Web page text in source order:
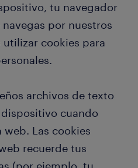
tu navegador
por nuestros
cookies para
archivos de texto
cuando
Las cookies
recuerde tus